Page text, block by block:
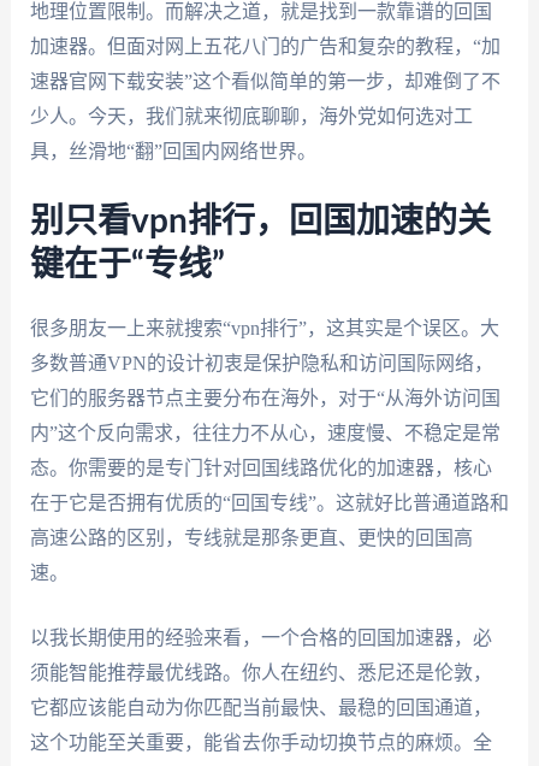
地理位置限制。而解决之道，就是找到一款靠谱的回国
加速器。但面对网上五花八门的广告和复杂的教程，“加
速器官网下载安装”这个看似简单的第一步，却难倒了不
少人。今天，我们就来彻底聊聊，海外党如何选对工
具，丝滑地“翻”回国内网络世界。
别只看vpn排行，回国加速的关
键在于“专线”
很多朋友一上来就搜索“vpn排行”，这其实是个误区。大
多数普通VPN的设计初衷是保护隐私和访问国际网络，
它们的服务器节点主要分布在海外，对于“从海外访问国
内”这个反向需求，往往力不从心，速度慢、不稳定是常
态。你需要的是专门针对回国线路优化的加速器，核心
在于它是否拥有优质的“回国专线”。这就好比普通道路和
高速公路的区别，专线就是那条更直、更快的回国高
速。
以我长期使用的经验来看，一个合格的回国加速器，必
须能智能推荐最优线路。你人在纽约、悉尼还是伦敦，
它都应该能自动为你匹配当前最快、最稳的回国通道，
这个功能至关重要，能省去你手动切换节点的麻烦。全